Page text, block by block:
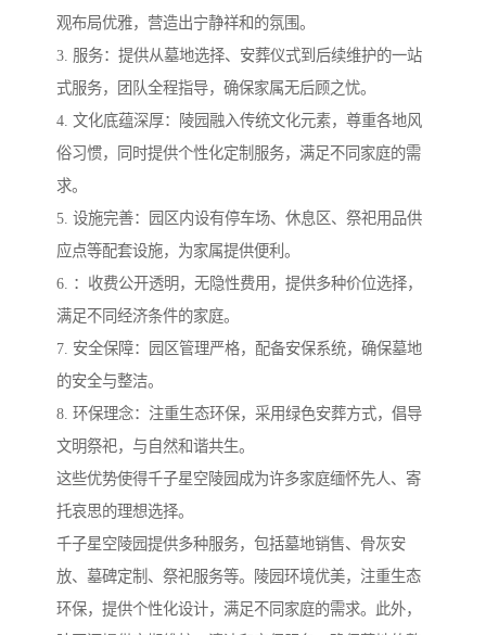
观布局优雅，营造出宁静祥和的氛围。
3. 服务：提供从墓地选择、安葬仪式到后续维护的一站
式服务，团队全程指导，确保家属无后顾之忧。
4. 文化底蕴深厚：陵园融入传统文化元素，尊重各地风
俗习惯，同时提供个性化定制服务，满足不同家庭的需
求。
5. 设施完善：园区内设有停车场、休息区、祭祀用品供
应点等配套设施，为家属提供便利。
6. ：收费公开透明，无隐性费用，提供多种价位选择，
满足不同经济条件的家庭。
7. 安全保障：园区管理严格，配备安保系统，确保墓地
的安全与整洁。
8. 环保理念：注重生态环保，采用绿色安葬方式，倡导
文明祭祀，与自然和谐共生。
这些优势使得千子星空陵园成为许多家庭缅怀先人、寄
托哀思的理想选择。
千子星空陵园提供多种服务，包括墓地销售、骨灰安
放、墓碑定制、祭祀服务等。陵园环境优美，注重生态
环保，提供个性化设计，满足不同家庭的需求。此外，